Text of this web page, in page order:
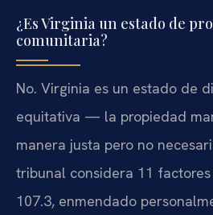
¿Es Virginia un estado de
comunitaria?
No. Virginia es un estado de
equitativa — la propiedad
manera justa pero no
tribunal considera 11
107.3, enmendado